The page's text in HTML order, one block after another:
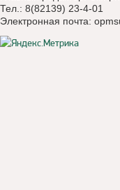
Тел.: 8(82139) 23-4-01
Электронная почта: